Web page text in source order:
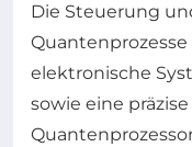
Die Steuerung
elektronische
sowie eine